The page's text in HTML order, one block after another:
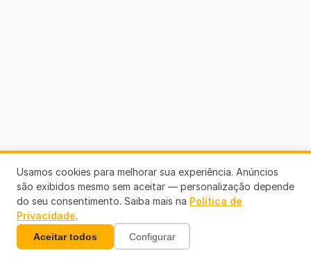
Usamos cookies para melhorar sua experiência. Anúncios
são exibidos mesmo sem aceitar — personalização depende
do seu consentimento. Saiba mais na Política de
Privacidade.
Aceitar todos Configurar